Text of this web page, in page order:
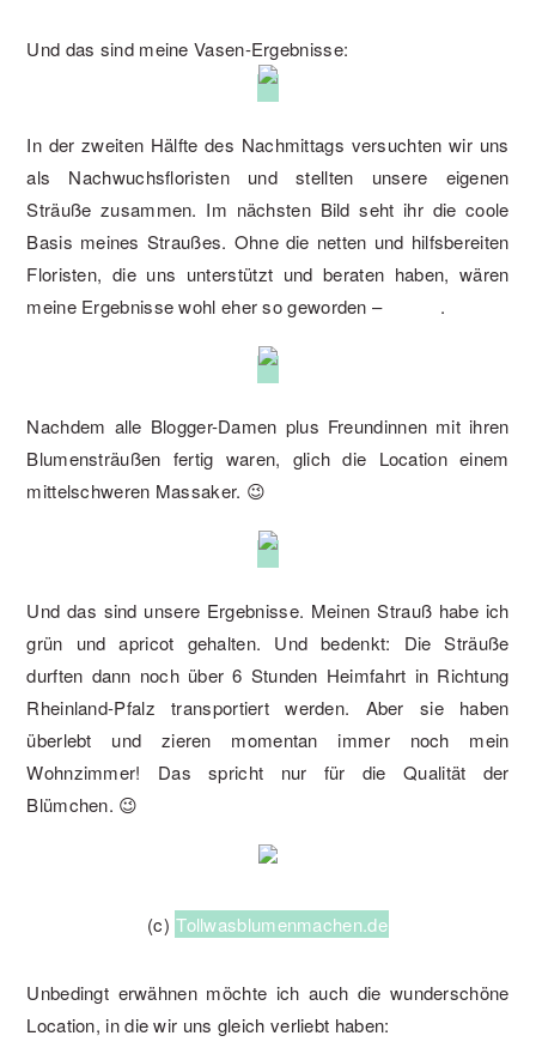
Und das sind meine Vasen-Ergebnisse:
In der zweiten Hälfte des Nachmittags versuchten wir uns
als Nachwuchsfloristen und stellten unsere eigenen
Sträuße zusammen. Im nächsten Bild seht ihr die coole
Basis meines Straußes. Ohne die netten und hilfsbereiten
Floristen, die uns unterstützt und beraten haben, wären
meine Ergebnisse wohl eher so geworden –
.
Nachdem alle Blogger-Damen plus Freundinnen mit ihren
Blumensträußen fertig waren, glich die Location einem
mittelschweren Massaker. 😉
Und das sind unsere Ergebnisse. Meinen Strauß habe ich
grün und apricot gehalten. Und bedenkt: Die Sträuße
durften dann noch über 6 Stunden Heimfahrt in Richtung
Rheinland-Pfalz transportiert werden. Aber sie haben
überlebt und zieren momentan immer noch mein
Wohnzimmer! Das spricht nur für die Qualität der
Blümchen. 😉
(c) Tollwasblumenmachen.de
Unbedingt erwähnen möchte ich auch die wunderschöne
Location, in die wir uns gleich verliebt haben: